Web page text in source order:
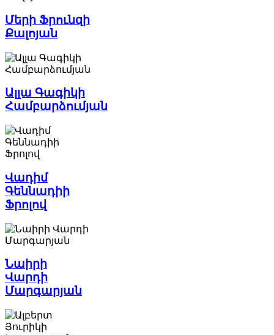
Մերի Ֆրունզի
Քալոյան
Ալլա Գագիկի
Համբարձումյան
Վադիմ
Գեննադիի
Ֆրոլով
Նաիրի
Վարդի
Մարգարյան